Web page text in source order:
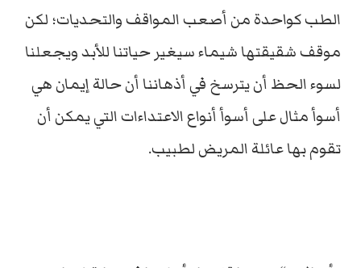
الطب كواحدة من أصعب المواقف والتحديات؛ لكن
موقف شقيقتها شيماء سيغير حياتنا للأبد ويجعلنا
لسوء الحظ أن يترسخ في أذهاننا أن حالة إيمان هي
أسوأ مثال على أسوأ أنواع الاعتداءات التي يمكن أن
تقوم بها عائلة المريض لطبيب.